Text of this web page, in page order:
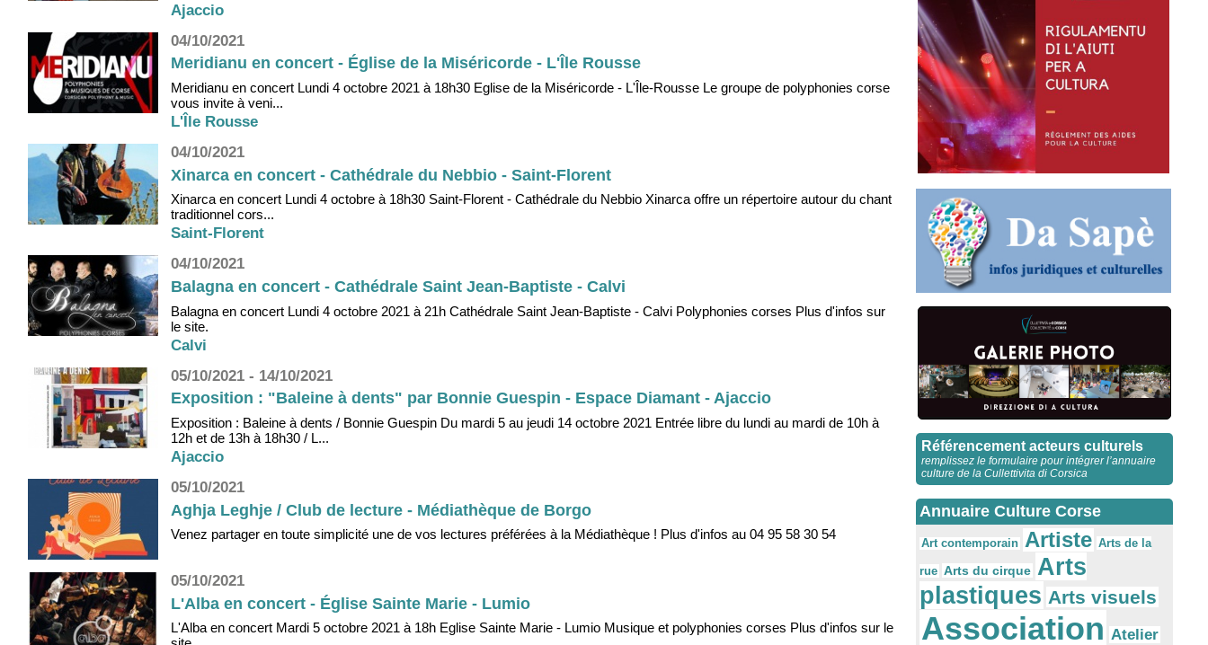
Ajaccio
04/10/2021
Meridianu en concert - Église de la Miséricorde - L'Île Rousse
Meridianu en concert Lundi 4 octobre 2021 à 18h30 Eglise de la Miséricorde - L'Île-Rousse Le groupe de polyphonies corse
vous invite à veni...
L'Île Rousse
04/10/2021
Xinarca en concert - Cathédrale du Nebbio - Saint-Florent
Xinarca en concert Lundi 4 octobre à 18h30 Saint-Florent - Cathédrale du Nebbio Xinarca offre un répertoire autour du chant
traditionnel cors...
Saint-Florent
04/10/2021
Balagna en concert - Cathédrale Saint Jean-Baptiste - Calvi
Balagna en concert Lundi 4 octobre 2021 à 21h Cathédrale Saint Jean-Baptiste - Calvi Polyphonies corses Plus d'infos sur
le site.
Calvi
05/10/2021 - 14/10/2021
Exposition : "Baleine à dents" par Bonnie Guespin - Espace Diamant - Ajaccio
Exposition : Baleine à dents / Bonnie Guespin Du mardi 5 au jeudi 14 octobre 2021 Entrée libre du lundi au mardi de 10h à
12h et de 13h à 18h30 / L...
Ajaccio
05/10/2021
Aghja Leghje / Club de lecture - Médiathèque de Borgo
Venez partager en toute simplicité une de vos lectures préférées à la Médiathèque ! Plus d'infos au 04 95 58 30 54
05/10/2021
L'Alba en concert - Église Sainte Marie - Lumio
L'Alba en concert Mardi 5 octobre 2021 à 18h Eglise Sainte Marie - Lumio Musique et polyphonies corses Plus d'infos sur le
Référencement acteurs culturels
remplissez le formulaire pour intégrer l’annuaire
culture de la Cullettivita di Corsica
Annuaire Culture Corse
Art contemporain Artiste Arts de la
rue Arts du cirque Arts
plastiques Arts visuels
Association Atelier